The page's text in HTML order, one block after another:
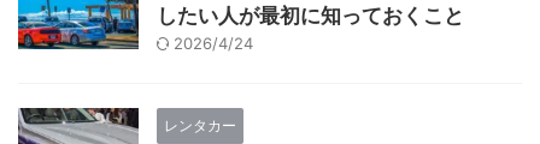
したい人が最初に知っておくこと
2026/4/24
レンタカー